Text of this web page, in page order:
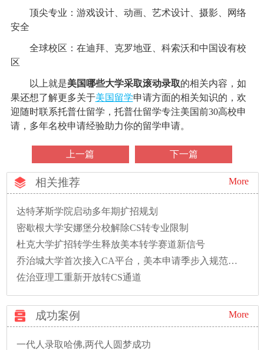
顶尖专业：游戏设计、动画、艺术设计、摄影、网络
安全
全球校区：在迪拜、克罗地亚、科索沃和中国设有校
区
以上就是美国哪些大学采取滚动录取的相关内容，如
果还想了解更多关于美国留学申请方面的相关知识的，欢
迎随时联系托普仕留学，托普仕留学专注美国前30高校申
请，多年名校申请经验助力你的留学申请。
上一篇 下一篇
相关推荐 More
达特茅斯学院启动多年期扩招规划
密歇根大学安娜堡分校解除CS转专业限制
杜克大学扩招转学生释放美本转学赛道新信号
乔治城大学首次接入CA平台，美本申请季步入规范新时代
佐治亚理工重新开放转CS通道
成功案例 More
一代人录取哈佛,两代人圆梦成功